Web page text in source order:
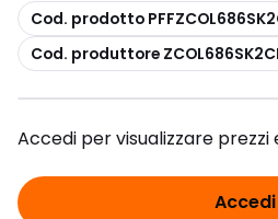
copia
Cod. prodotto
copia
Cod. produttore
Accedi per visualizzare prezzi
Accedi